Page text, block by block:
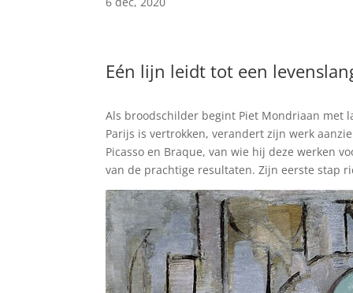
Eén lijn leidt tot een
Als broodschilder begint Piet Mondriaan met
Parijs is vertrokken, verandert zijn werk
Picasso en Braque, van wie hij deze werken
van de prachtige resultaten. Zijn eerste stap